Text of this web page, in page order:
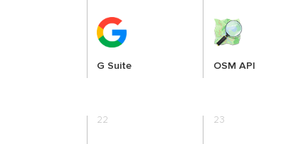
G Suite OSM API
22 23